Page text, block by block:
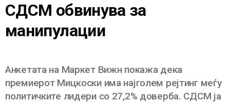
СДСМ обвинува за
манипулации
Анкетата на Маркет Вижн покажа дека
премиерот Мицкоски има најголем рејтинг меѓу
политичките лидери со 27,2% доверба. СДСМ ја